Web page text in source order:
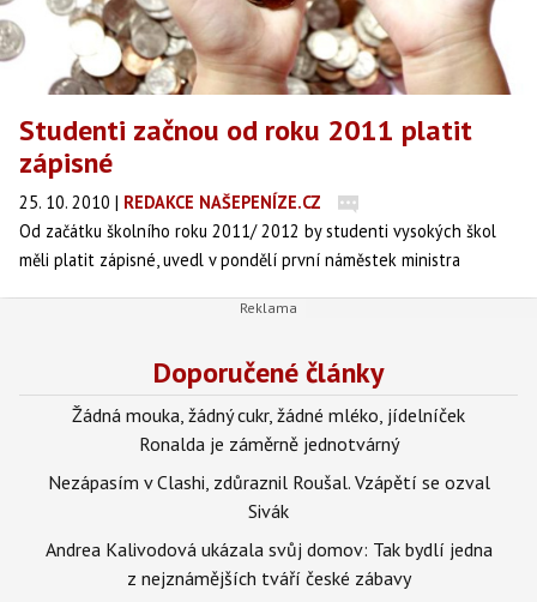
Studenti začnou od roku 2011 platit
zápisné
25. 10. 2010 | REDAKCE NAŠEPENÍZE.CZ
Od začátku školního roku 2011/ 2012 by studenti vysokých škol
měli platit zápisné, uvedl v pondělí první náměstek ministra
vzdělávání a o finanční pomoci studentům, které ministerstvo v
Doporučené články
Žádná mouka, žádný cukr, žádné mléko, jídelníček
Ronalda je záměrně jednotvárný
Nezápasím v Clashi, zdůraznil Roušal. Vzápětí se ozval
Sivák
Andrea Kalivodová ukázala svůj domov: Tak bydlí jedna
z nejznámějších tváří české zábavy